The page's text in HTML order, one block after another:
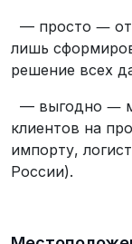
— просто ― от
лишь
решение всех
— выгодно ―
клиентов на
импорту,
России).